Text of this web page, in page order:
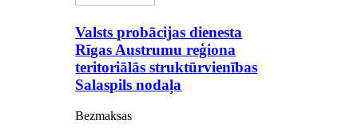
Valsts probācijas dienesta
Rīgas Austrumu reģiona
teritoriālās struktūrvienības
Salaspils nodaļa
Bezmaksas